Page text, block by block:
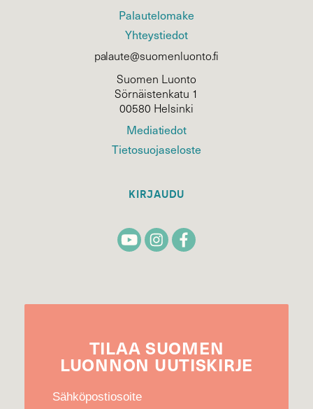
Palautelomake
Yhteystiedot
palaute@suomenluonto.fi
Suomen Luonto
Sörnäistenkatu 1
00580 Helsinki
Mediatiedot
Tietosuojaseloste
KIRJAUDU
TILAA SUOMEN
LUONNON UUTIS­KIRJE
Sähköpostiosoite